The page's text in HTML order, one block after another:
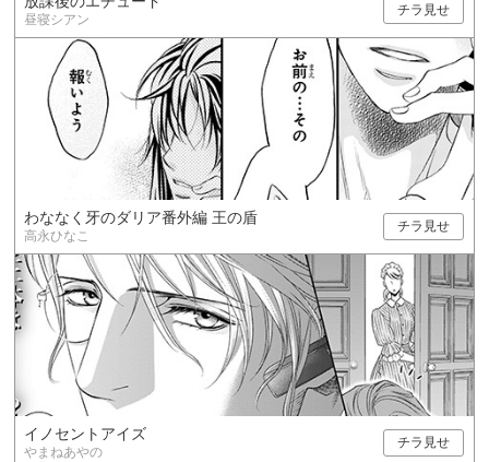
昼寝シアン
チラ見せ
わななく牙のダリア番外編 王の盾
高永ひなこ
チラ見せ
イノセントアイズ
やまねあやの
チラ見せ